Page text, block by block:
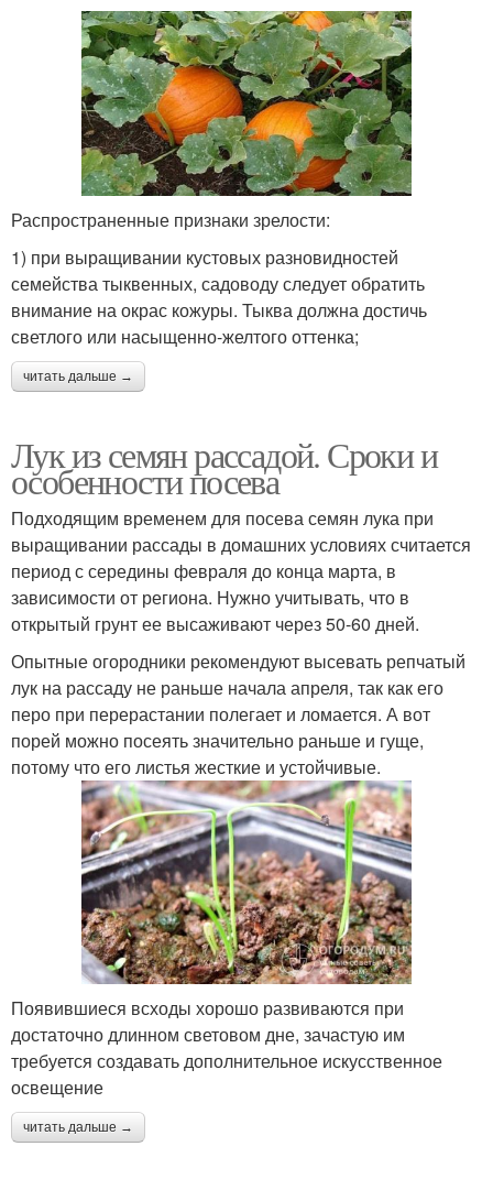
Распространенные признаки зрелости:
1) при выращивании кустовых разновидностей
семейства тыквенных, садоводу следует обратить
внимание на окрас кожуры. Тыква должна достичь
светлого или насыщенно-желтого оттенка;
читать дальше →
Лук из семян рассадой. Сроки и
особенности посева
Подходящим временем для посева семян лука при
выращивании рассады в домашних условиях считается
период с середины февраля до конца марта, в
зависимости от региона. Нужно учитывать, что в
открытый грунт ее высаживают через 50-60 дней.
Опытные огородники рекомендуют высевать репчатый
лук на рассаду не раньше начала апреля, так как его
перо при перерастании полегает и ломается. А вот
порей можно посеять значительно раньше и гуще,
потому что его листья жесткие и устойчивые.
Появившиеся всходы хорошо развиваются при
достаточно длинном световом дне, зачастую им
требуется создавать дополнительное искусственное
освещение
читать дальше →